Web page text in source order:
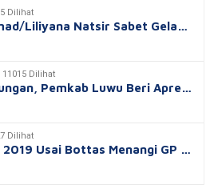
Dilihat
Liliyana Natsir Sabet Gela…
11015 Dilihat
Pemkab Luwu Beri Apre…
Dilihat
2019 Usai Bottas Menangi GP …